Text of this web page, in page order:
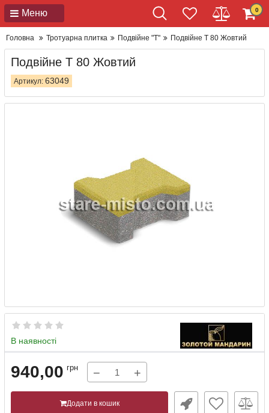
Меню 0
Головна Тротуарна плитка Подвійне "Т" Подвійне Т 80 Жовтий
Подвійне Т 80 Жовтий
Артикул: 63049
В наявності
940,00 грн − +
Додати в кошик